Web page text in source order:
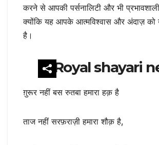
करने से आपकी पर्सनालिटी और भी
क्योंकि यह आपके आत्मविश्वास और अंदाज़ को
है।
Royal shayari
ग़ुरूर नहीं बस रुतबा हमारा हक़ है
ताज नहीं सरफ़राज़ी हमारा शौक़ है,